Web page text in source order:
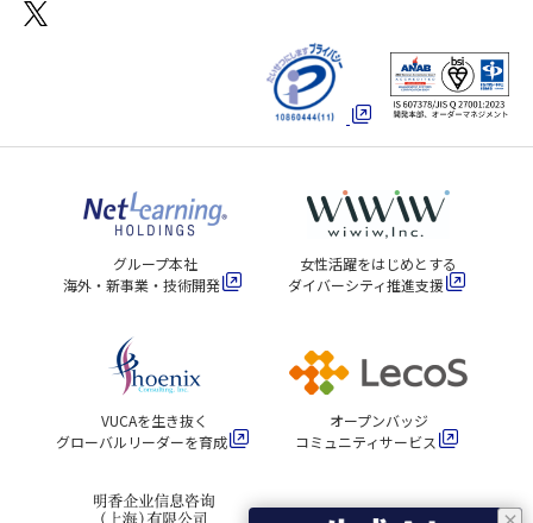
グループ本社
海外・新事業・技術開発
女性活躍をはじめとする
ダイバーシティ推進支援
VUCAを生き抜く
グローバルリーダーを育成
オープンバッジ
コミュニティサービス